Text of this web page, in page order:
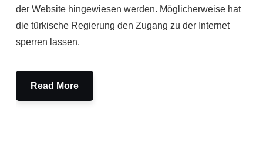
der Website hingewiesen werden. Möglicherweise hat
die türkische Regierung den Zugang zu der Internet
sperren lassen.
Read More